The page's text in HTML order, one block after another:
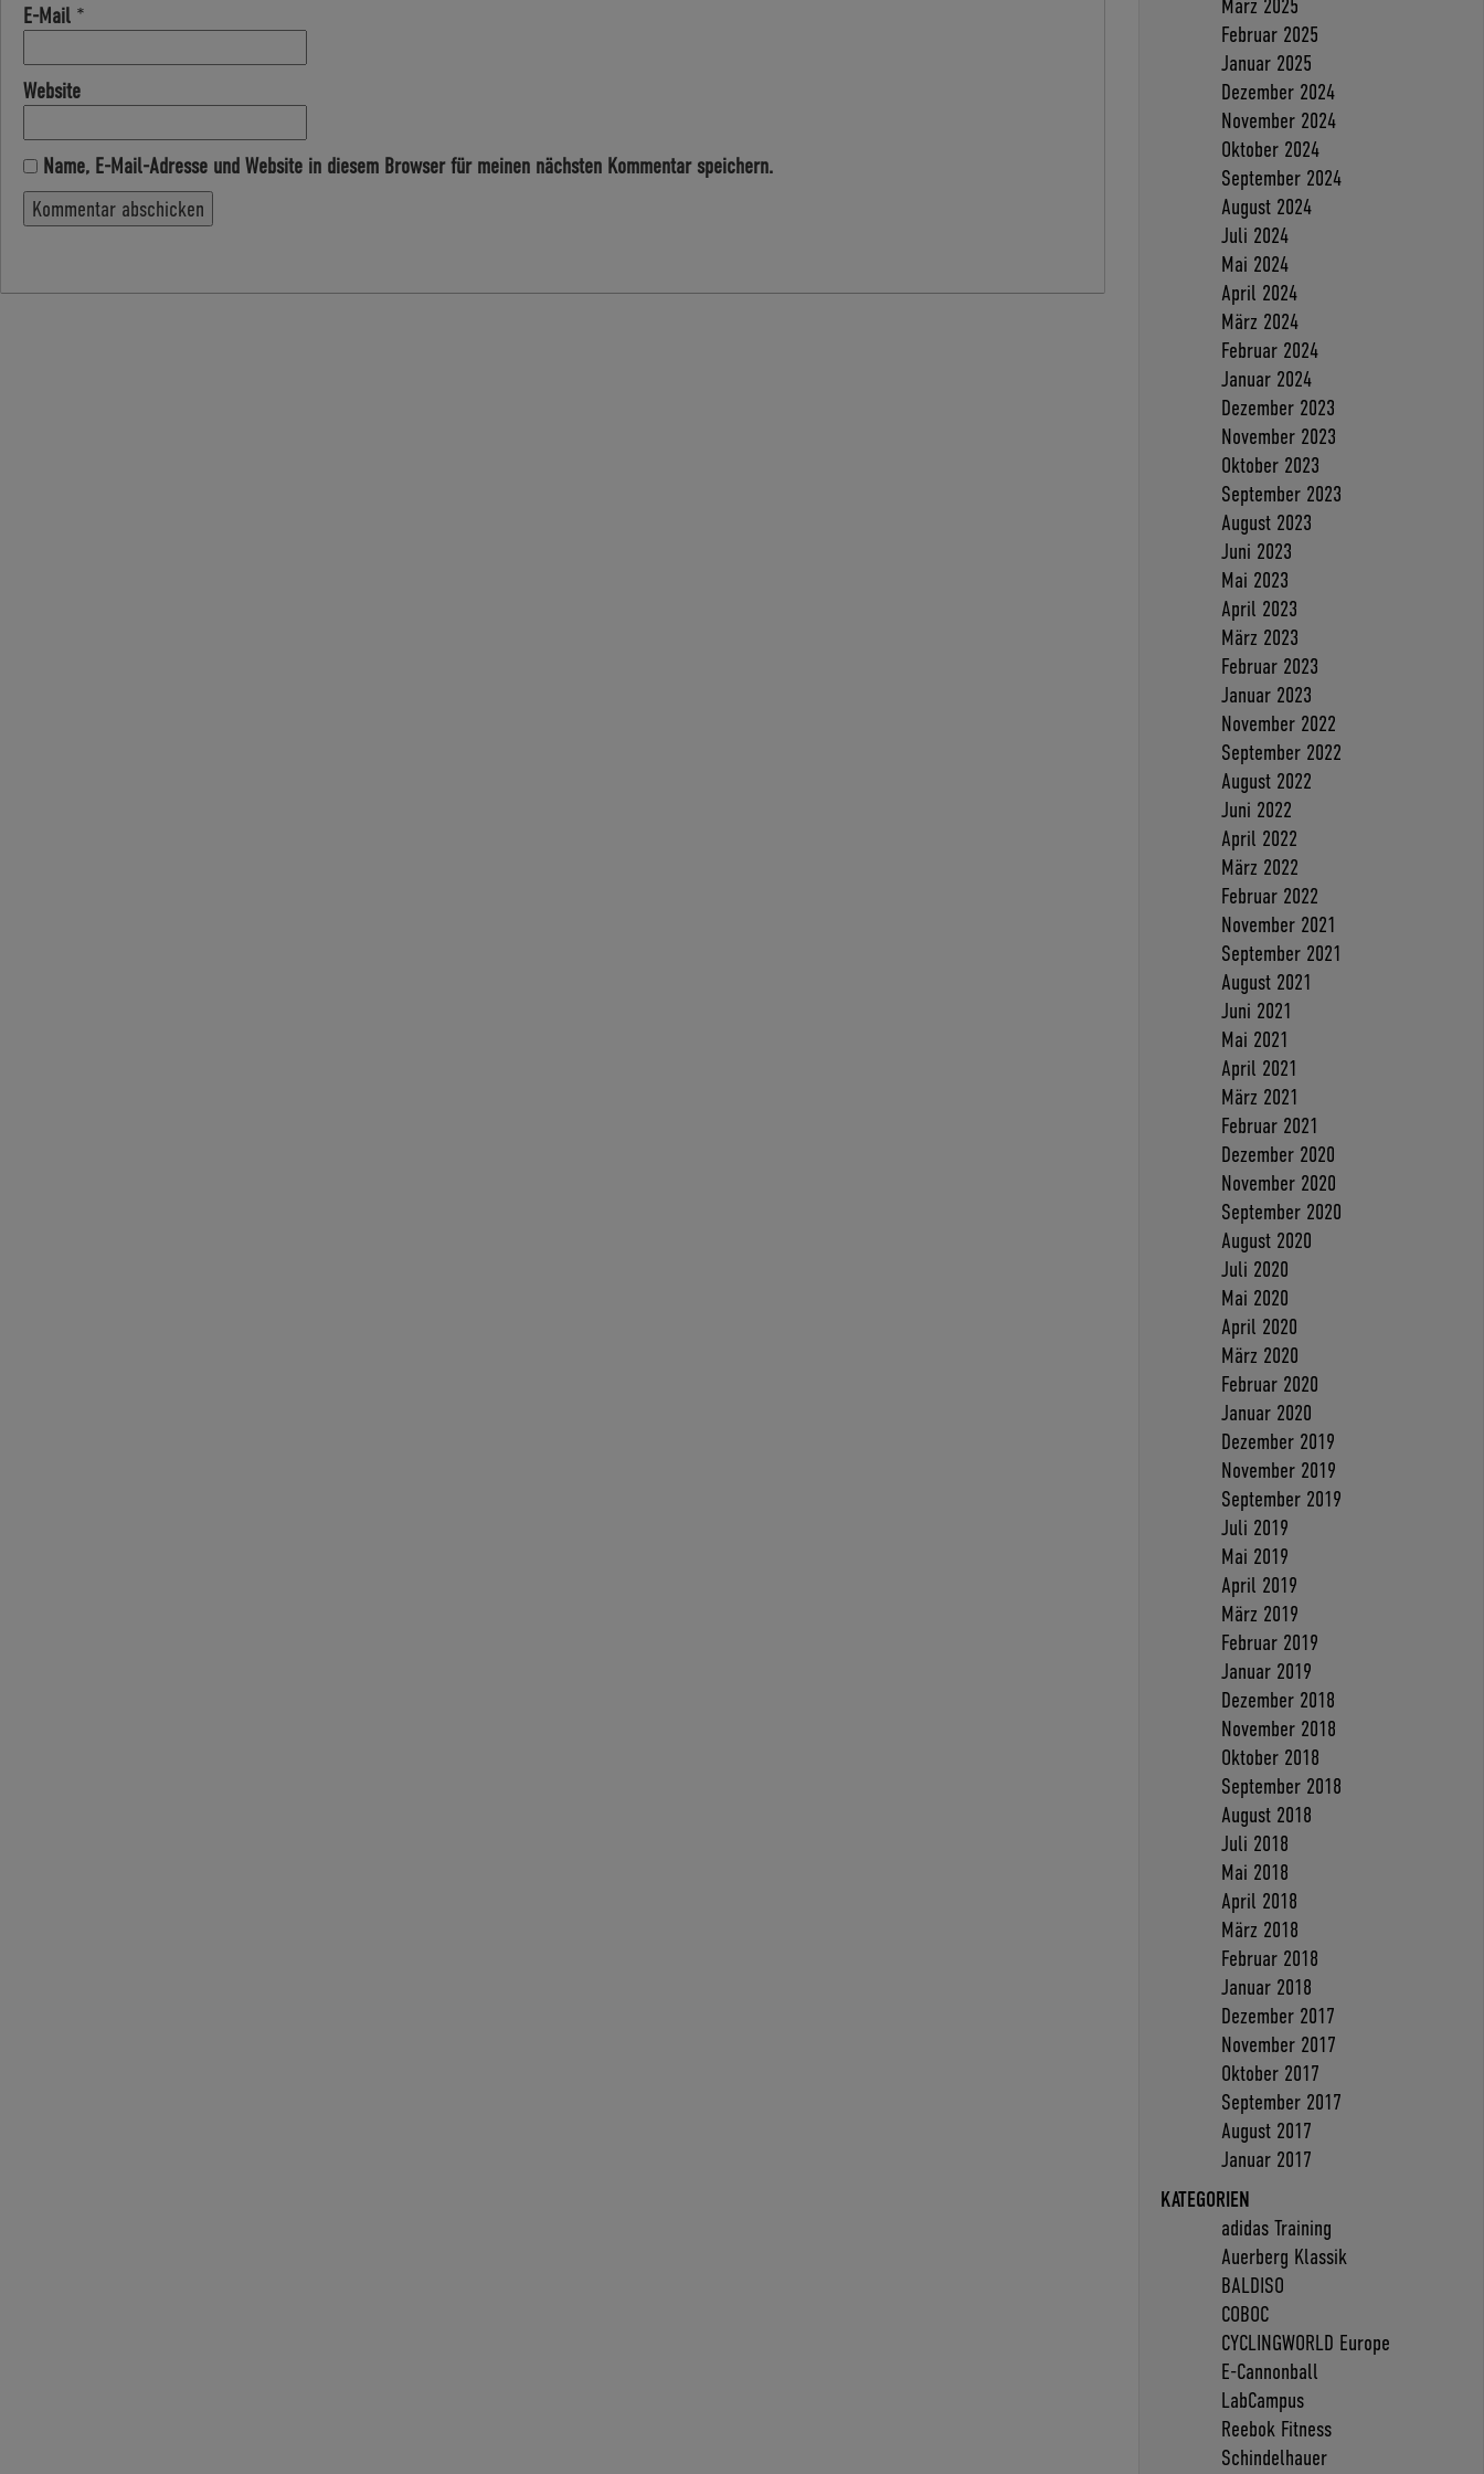
E-Mail *
Website
Name, E-Mail-Adresse und Website in diesem Browser für meinen nächsten Kommentar speichern.
März 2025
Februar 2025
Januar 2025
Dezember 2024
November 2024
Oktober 2024
September 2024
August 2024
Juli 2024
Mai 2024
April 2024
März 2024
Februar 2024
Januar 2024
Dezember 2023
November 2023
Oktober 2023
September 2023
August 2023
Juni 2023
Mai 2023
April 2023
März 2023
Februar 2023
Januar 2023
November 2022
September 2022
August 2022
Juni 2022
April 2022
März 2022
Februar 2022
November 2021
September 2021
August 2021
Juni 2021
Mai 2021
April 2021
März 2021
Februar 2021
Dezember 2020
November 2020
September 2020
August 2020
Juli 2020
Mai 2020
April 2020
März 2020
Februar 2020
Januar 2020
Dezember 2019
November 2019
September 2019
Juli 2019
Mai 2019
April 2019
März 2019
Februar 2019
Januar 2019
Dezember 2018
November 2018
Oktober 2018
September 2018
August 2018
Juli 2018
Mai 2018
April 2018
März 2018
Februar 2018
Januar 2018
Dezember 2017
November 2017
Oktober 2017
September 2017
August 2017
Januar 2017
KATEGORIEN
adidas Training
Auerberg Klassik
BALDISO
COBOC
CYCLINGWORLD Europe
E-Cannonball
LabCampus
Reebok Fitness
Schindelhauer